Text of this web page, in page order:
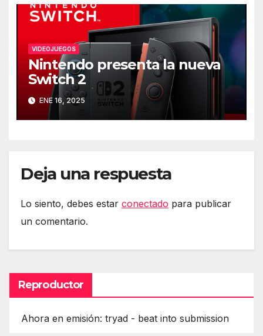
VIDEOJUEGOS
Nintendo presenta la nueva
Switch 2
ENE 16, 2025
Deja una respuesta
Lo siento, debes estar conectado para publicar
un comentario.
Reproductor
Ahora en emisión: tryad - beat into submission